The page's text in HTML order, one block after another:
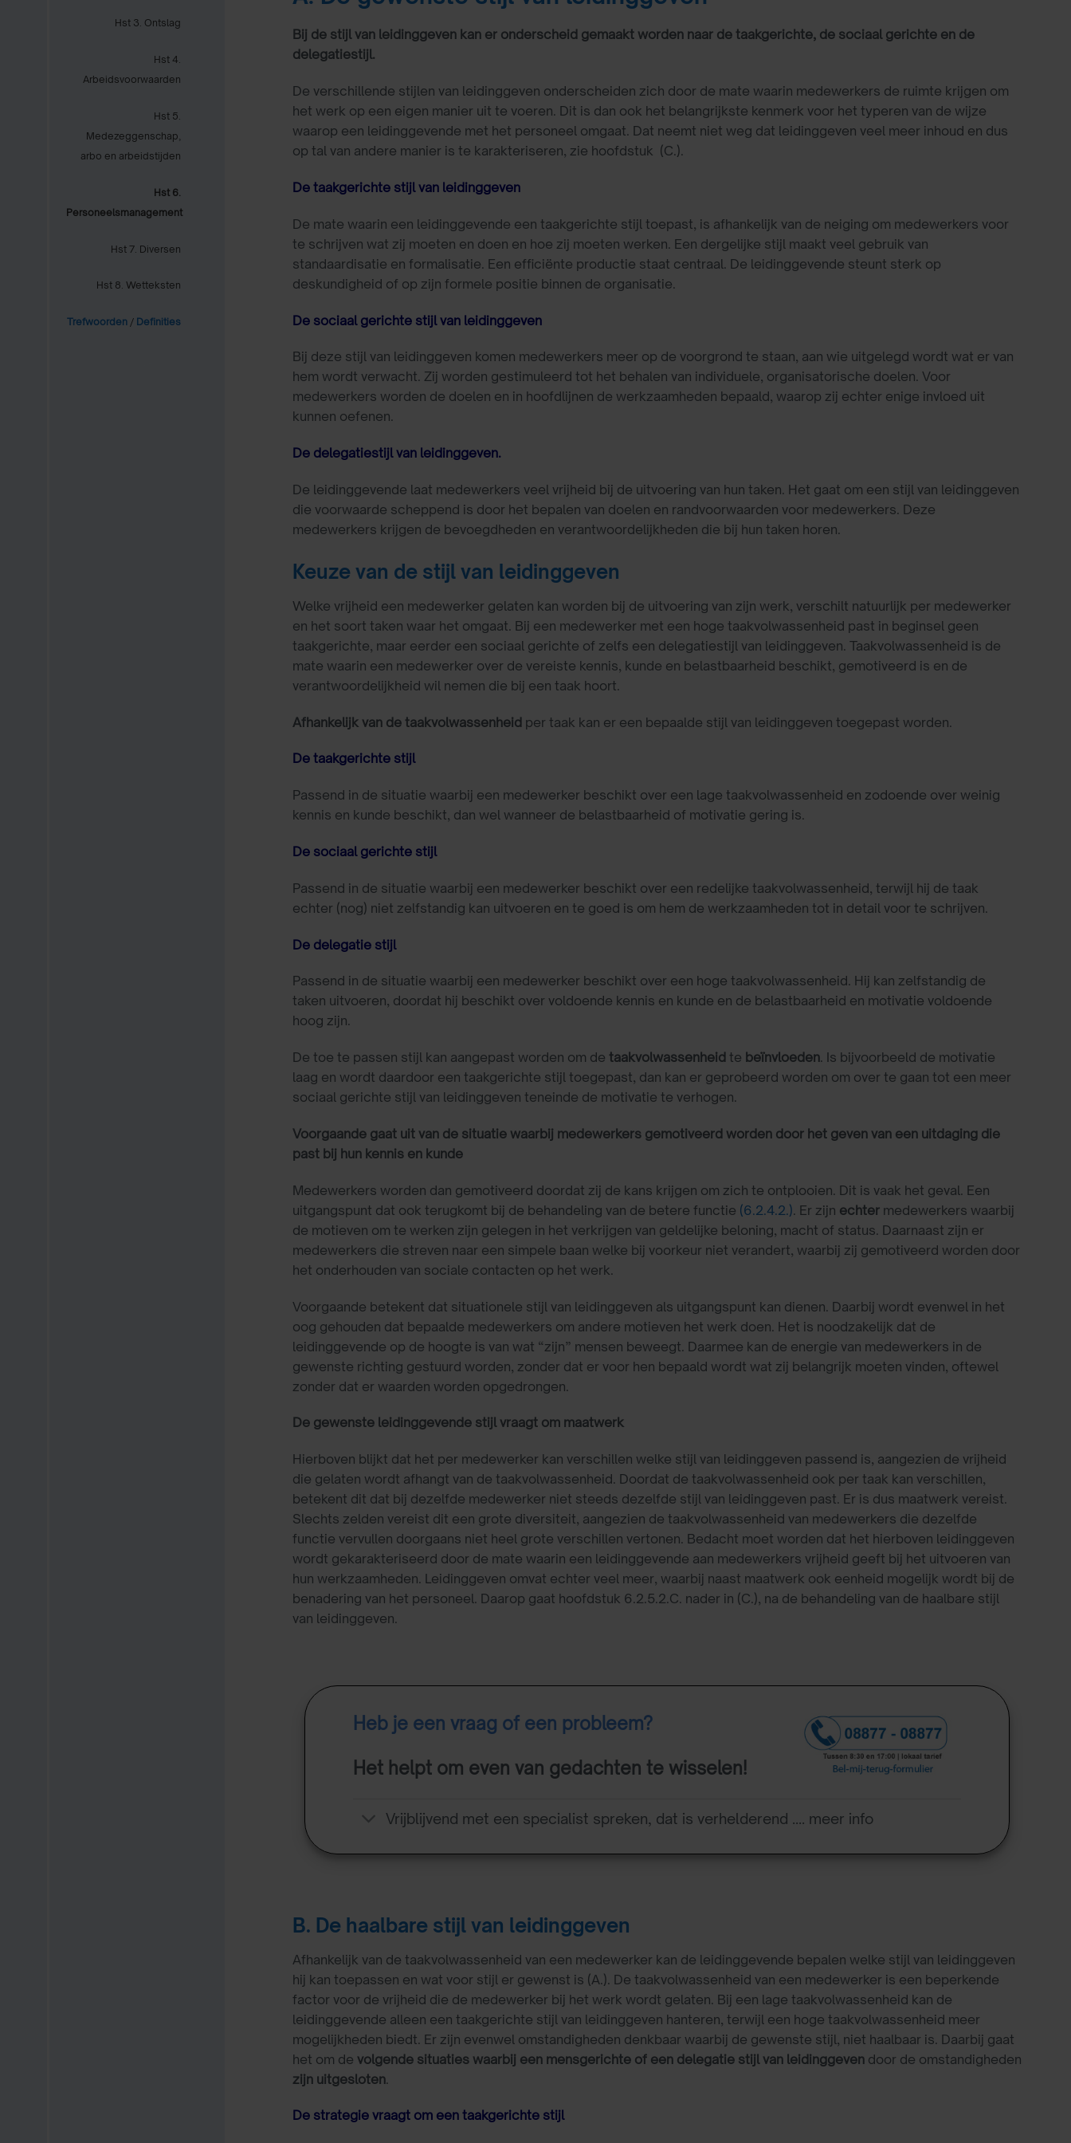
Hst 3. Ontslag
Hst 4.
Arbeidsvoorwaarden
Hst 5.
Medezeggenschap,
arbo en arbeidstijden
Hst 6.
Personeelsmanagement
Hst 7. Diversen
Hst 8. Wetteksten
Trefwoorden / Definities
Bij de stijl van leidinggeven kan er onderscheid gemaakt worden naar de taakgerichte, de sociaal gerichte en de
delegatiestijl.
De verschillende stijlen van leidinggeven onderscheiden zich door de mate waarin medewerkers de ruimte krijgen om
het werk op een eigen manier uit te voeren. Dit is dan ook het belangrijkste kenmerk voor het typeren van de wijze
waarop een leidinggevende met het personeel omgaat. Dat neemt niet weg dat leidinggeven veel meer inhoud en dus
op tal van andere manier is te karakteriseren, zie hoofdstuk (C.).
De taakgerichte stijl van leidinggeven
De mate waarin een leidinggevende een taakgerichte stijl toepast, is afhankelijk van de neiging om medewerkers voor
te schrijven wat zij moeten en doen en hoe zij moeten werken. Een dergelijke stijl maakt veel gebruik van
standaardisatie en formalisatie. Een efficiënte productie staat centraal. De leidinggevende steunt sterk op
deskundigheid of op zijn formele positie binnen de organisatie.
De sociaal gerichte stijl van leidinggeven
Bij deze stijl van leidinggeven komen medewerkers meer op de voorgrond te staan, aan wie uitgelegd wordt wat er van
hem wordt verwacht. Zij worden gestimuleerd tot het behalen van individuele, organisatorische doelen. Voor
medewerkers worden de doelen en in hoofdlijnen de werkzaamheden bepaald, waarop zij echter enige invloed uit
kunnen oefenen.
De delegatiestijl van leidinggeven.
De leidinggevende laat medewerkers veel vrijheid bij de uitvoering van hun taken. Het gaat om een stijl van leidinggeven
die voorwaarde scheppend is door het bepalen van doelen en randvoorwaarden voor medewerkers. Deze
medewerkers krijgen de bevoegdheden en verantwoordelijkheden die bij hun taken horen.
Keuze van de stijl van leidinggeven
Welke vrijheid een medewerker gelaten kan worden bij de uitvoering van zijn werk, verschilt natuurlijk per medewerker
en het soort taken waar het omgaat. Bij een medewerker met een hoge taakvolwassenheid past in beginsel geen
taakgerichte, maar eerder een sociaal gerichte of zelfs een delegatiestijl van leidinggeven. Taakvolwassenheid is de
mate waarin een medewerker over de vereiste kennis, kunde en belastbaarheid beschikt, gemotiveerd is en de
verantwoordelijkheid wil nemen die bij een taak hoort.
Afhankelijk van de taakvolwassenheid per taak kan er een bepaalde stijl van leidinggeven toegepast worden.
De taakgerichte stijl
Passend in de situatie waarbij een medewerker beschikt over een lage taakvolwassenheid en zodoende over weinig
kennis en kunde beschikt, dan wel wanneer de belastbaarheid of motivatie gering is.
De sociaal gerichte stijl
Passend in de situatie waarbij een medewerker beschikt over een redelijke taakvolwassenheid, terwijl hij de taak
echter (nog) niet zelfstandig kan uitvoeren en te goed is om hem de werkzaamheden tot in detail voor te schrijven.
De delegatie stijl
Passend in de situatie waarbij een medewerker beschikt over een hoge taakvolwassenheid. Hij kan zelfstandig de
taken uitvoeren, doordat hij beschikt over voldoende kennis en kunde en de belastbaarheid en motivatie voldoende
hoog zijn.
De toe te passen stijl kan aangepast worden om de taakvolwassenheid te beïnvloeden. Is bijvoorbeeld de motivatie
laag en wordt daardoor een taakgerichte stijl toegepast, dan kan er geprobeerd worden om over te gaan tot een meer
sociaal gerichte stijl van leidinggeven teneinde de motivatie te verhogen.
Voorgaande gaat uit van de situatie waarbij medewerkers gemotiveerd worden door het geven van een uitdaging die
past bij hun kennis en kunde
Medewerkers worden dan gemotiveerd doordat zij de kans krijgen om zich te ontplooien. Dit is vaak het geval. Een
uitgangspunt dat ook terugkomt bij de behandeling van de betere functie (6.2.4.2.). Er zijn echter medewerkers waarbij
de motieven om te werken zijn gelegen in het verkrijgen van geldelijke beloning, macht of status. Daarnaast zijn er
medewerkers die streven naar een simpele baan welke bij voorkeur niet verandert, waarbij zij gemotiveerd worden door
het onderhouden van sociale contacten op het werk.
Voorgaande betekent dat situationele stijl van leidinggeven als uitgangspunt kan dienen. Daarbij wordt evenwel in het
oog gehouden dat bepaalde medewerkers om andere motieven het werk doen. Het is noodzakelijk dat de
leidinggevende op de hoogte is van wat “zijn” mensen beweegt. Daarmee kan de energie van medewerkers in de
gewenste richting gestuurd worden, zonder dat er voor hen bepaald wordt wat zij belangrijk moeten vinden, oftewel
zonder dat er waarden worden opgedrongen.
De gewenste leidinggevende stijl vraagt om maatwerk
Hierboven blijkt dat het per medewerker kan verschillen welke stijl van leidinggeven passend is, aangezien de vrijheid
die gelaten wordt afhangt van de taakvolwassenheid. Doordat de taakvolwassenheid ook per taak kan verschillen,
betekent dit dat bij dezelfde medewerker niet steeds dezelfde stijl van leidinggeven past. Er is dus maatwerk vereist.
Slechts zelden vereist dit een grote diversiteit, aangezien de taakvolwassenheid van medewerkers die dezelfde
functie vervullen doorgaans niet heel grote verschillen vertonen. Bedacht moet worden dat het hierboven leidinggeven
wordt gekarakteriseerd door de mate waarin een leidinggevende aan medewerkers vrijheid geeft bij het uitvoeren van
hun werkzaamheden. Leidinggeven omvat echter veel meer, waarbij naast maatwerk ook eenheid mogelijk wordt bij de
benadering van het personeel. Daarop gaat hoofdstuk 6.2.5.2.C. nader in (C.), na de behandeling van de haalbare stijl
van leidinggeven.
Heb je een vraag of een probleem?
Het helpt om even van gedachten te wisselen!
Vrijblijvend met een specialist spreken, dat is verhelderend .... meer info
B. De haalbare stijl van leidinggeven
Afhankelijk van de taakvolwassenheid van een medewerker kan de leidinggevende bepalen welke stijl van leidinggeven
hij kan toepassen en wat voor stijl er gewenst is (A.). De taakvolwassenheid van een medewerker is een beperkende
factor voor de vrijheid die de medewerker bij het werk wordt gelaten. Bij een lage taakvolwassenheid kan de
leidinggevende alleen een taakgerichte stijl van leidinggeven hanteren, terwijl een hoge taakvolwassenheid meer
mogelijkheden biedt. Er zijn evenwel omstandigheden denkbaar waarbij de gewenste stijl, niet haalbaar is. Daarbij gaat
het om de volgende situaties waarbij een mensgerichte of een delegatie stijl van leidinggeven door de omstandigheden
zijn uitgesloten.
De strategie vraagt om een taakgerichte stijl